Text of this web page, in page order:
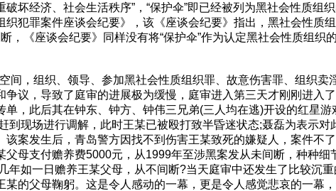
坏经济、社会生活秩序”，“保护伞”即已经被列为黑社会性质组
犯罪案件座谈会纪要》，该《座谈会纪要》指出，黑社会性质
断，《座谈会纪要》同样没有将“保护伞”作为认定黑社会性质组
间，组织、领导、参加黑社会性质组织罪、故意伤害罪、组织卖
议，导致了庭审的进展极为缓慢，庭审进入第三天才刚刚进入
，此后其在钟东、钟方、钟伟三兄弟(三人均在逃)开设的红星游
现场进行调解，此时王某已被殴打致半昏迷状态;聂磊为表示
案发生后，青岛警方因找不到伤害王某致死的嫌疑人，案件不
母支付赡养费5000元，从1999年至涉黑案发从未间断，种种
如一日赡养王某父母，从不间断?当天庭审中还发生了比较沉
的父母鞠躬。这是令人感动的一幕，更是令人感觉悲哀的一幕